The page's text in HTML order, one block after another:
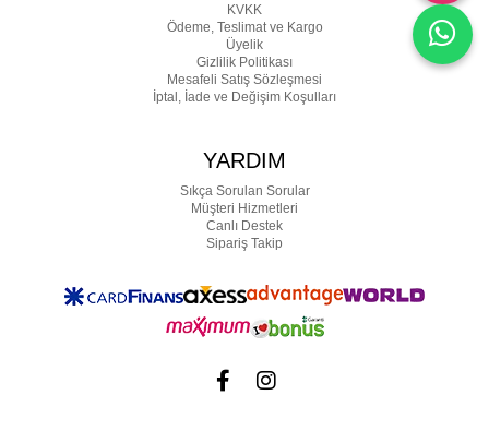
KVKK
Ödeme, Teslimat ve Kargo
Üyelik
Gizlilik Politikası
Mesafeli Satış Sözleşmesi
İptal, İade ve Değişim Koşulları
YARDIM
Sıkça Sorulan Sorular
Müşteri Hizmetleri
Canlı Destek
Sipariş Takip